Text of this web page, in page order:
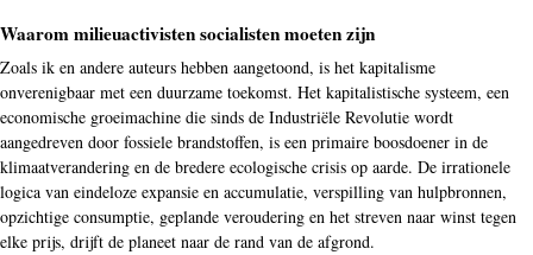
Waarom milieuactivisten socialisten moeten zijn
Zoals ik en andere auteurs hebben aangetoond, is het kapitalisme
onverenigbaar met een duurzame toekomst. Het kapitalistische systeem, een
economische groeimachine die sinds de Industriële Revolutie wordt
aangedreven door fossiele brandstoffen, is een primaire boosdoener in de
klimaatverandering en de bredere ecologische crisis op aarde. De irrationele
logica van eindeloze expansie en accumulatie, verspilling van hulpbronnen,
opzichtige consumptie, geplande veroudering en het streven naar winst tegen
elke prijs, drijft de planeet naar de rand van de afgrond.